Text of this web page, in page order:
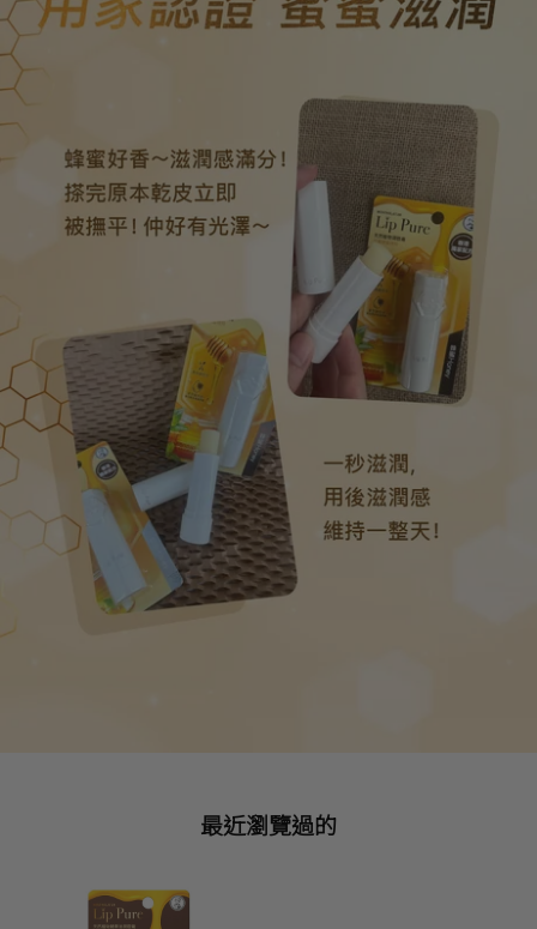
最近瀏覽過的